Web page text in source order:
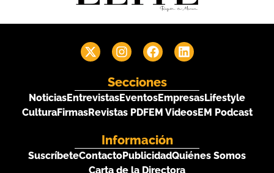
Secciones
NoticiasEntrevistasEventosEmpresasLifestyle
CulturaFirmasRevistas PDFEM VideosEM Podcast
Información
SuscríbeteContactoPublicidadQuiénes Somos
Carta de la Directora